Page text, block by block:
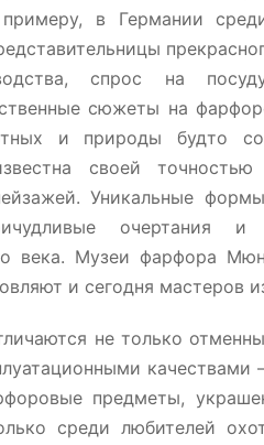
в Германии
спрос на
сюжеты на
и природы будто
своей
Уникальные
очертания
века. Музеи фарфора
и сегодня мастеров
не только
предметы,
среди любителей